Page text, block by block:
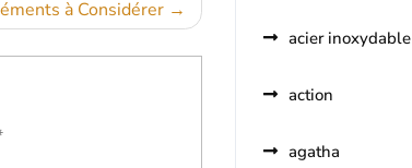
à Considérer
acier inoxydable
action
agatha